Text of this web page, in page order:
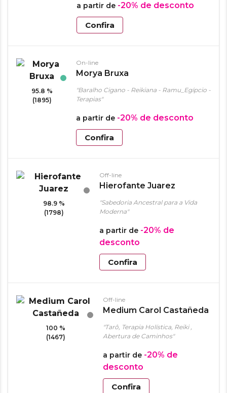
a partir de -20% de desconto
Confira
95.8 %
(1895)
On-line
Morya Bruxa
"Baralho Cigano - Reikiana - Ramu_Egípcio -
Terapias"
a partir de -20% de desconto
Confira
98.9 %
(1798)
Off-line
Hierofante Juarez
"Sabedoria Ancestral para a Vida
Moderna"
a partir de -20% de
desconto
Confira
100 %
(1467)
Off-line
Medium Carol Castañeda
"Tarô, Terapia Holística, Reiki ,
Abertura de Caminhos"
a partir de -20% de
desconto
Confira